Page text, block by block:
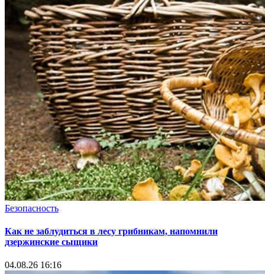
Безопасность
Как не заблудиться в лесу грибникам, напомнили
дзержинские сыщики
04.08.26 16:16